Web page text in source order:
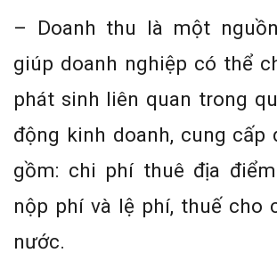
– Doanh thu là một
giúp doanh nghiệp có thể
phát sinh liên quan trong
động kinh doanh, cung cấp
gồm: chi phí thuê địa
nộp phí và lệ phí, thuế cho
nước.